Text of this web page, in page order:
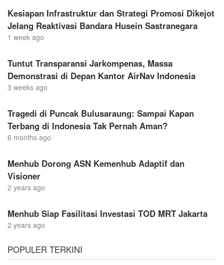
Kesiapan Infrastruktur dan Strategi Promosi Dikejot
Jelang Reaktivasi Bandara Husein Sastranegara
1 week ago
Tuntut Transparansi Jarkompenas, Massa
Demonstrasi di Depan Kantor AirNav Indonesia
3 weeks ago
Tragedi di Puncak Bulusaraung: Sampai Kapan
Terbang di Indonesia Tak Pernah Aman?
6 months ago
Menhub Dorong ASN Kemenhub Adaptif dan
Visioner
2 years ago
Menhub Siap Fasilitasi Investasi TOD MRT Jakarta
2 years ago
POPULER TERKINI